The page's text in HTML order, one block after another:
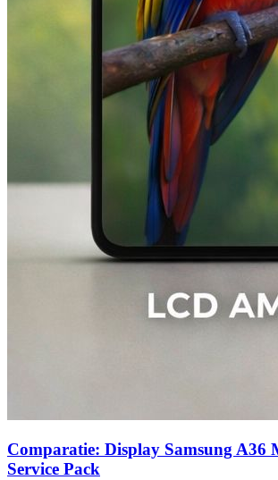
Comparatie: Display Samsung A36
Service Pack